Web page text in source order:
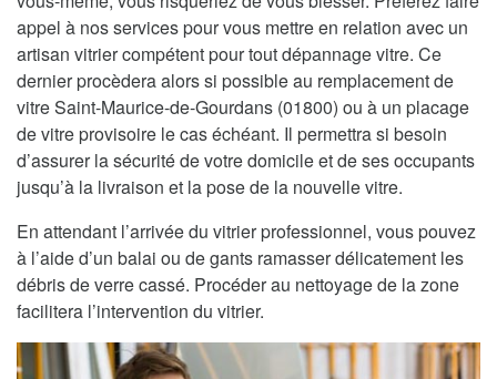
appel à nos services pour vous mettre en relation avec un
artisan vitrier compétent pour tout dépannage vitre. Ce
dernier procèdera alors si possible au remplacement de
vitre Saint-Maurice-de-Gourdans (01800) ou à un placage
de vitre provisoire le cas échéant. Il permettra si besoin
d’assurer la sécurité de votre domicile et de ses occupants
jusqu’à la livraison et la pose de la nouvelle vitre.
En attendant l’arrivée du vitrier professionnel, vous pouvez
à l’aide d’un balai ou de gants ramasser délicatement les
débris de verre cassé. Procéder au nettoyage de la zone
facilitera l’intervention du vitrier.